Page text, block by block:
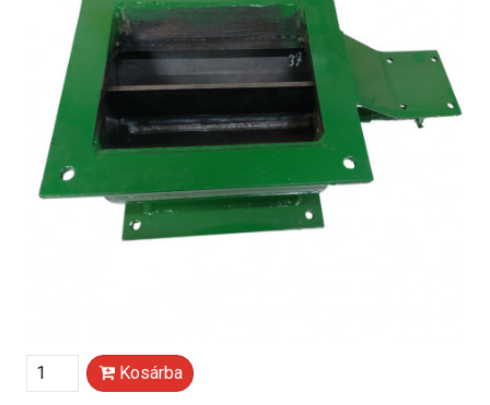
Kosárba